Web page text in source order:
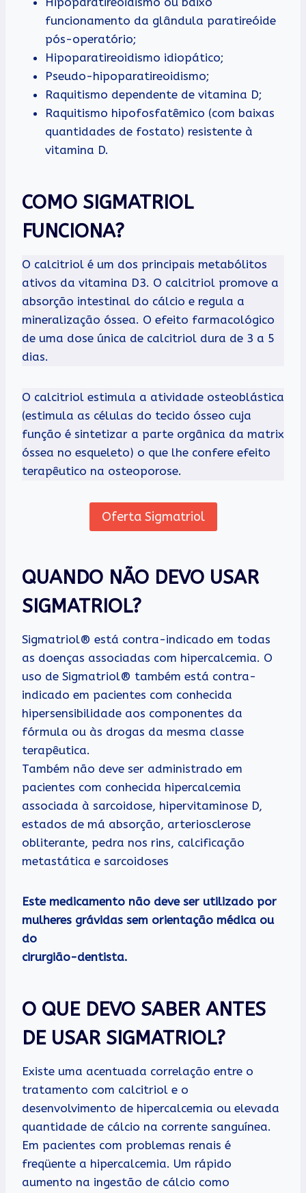
funcionamento da glândula paratireóide
pós-operatório;
Hipoparatireoidismo idiopático;
Pseudo-hipoparatireoidismo;
Raquitismo dependente de vitamina D;
Raquitismo hipofosfatêmico (com baixas
quantidades de fostato) resistente à
vitamina D.
COMO SIGMATRIOL
FUNCIONA?
O calcitriol é um dos principais metabólitos
ativos da vitamina D3. O calcitriol promove a
absorção intestinal do cálcio e regula a
mineralização óssea. O efeito farmacológico
de uma dose única de calcitriol dura de 3 a 5
dias.
O calcitriol estimula a atividade osteoblástica
(estimula as células do tecido ósseo cuja
função é sintetizar a parte orgânica da matrix
óssea no esqueleto) o que lhe confere efeito
terapêutico na osteoporose.
Oferta Sigmatriol
QUANDO NÃO DEVO USAR
SIGMATRIOL?
Sigmatriol® está contra-indicado em todas
as doenças associadas com hipercalcemia. O
uso de Sigmatriol® também está contra-
indicado em pacientes com conhecida
hipersensibilidade aos componentes da
fórmula ou às drogas da mesma classe
terapêutica.
Também não deve ser administrado em
pacientes com conhecida hipercalcemia
associada à sarcoidose, hipervitaminose D,
estados de má absorção, arteriosclerose
obliterante, pedra nos rins, calcificação
metastática e sarcoidoses
Este medicamento não deve ser utilizado por
mulheres grávidas sem orientação médica ou
do
cirurgião-dentista.
O QUE DEVO SABER ANTES
DE USAR SIGMATRIOL?
Existe uma acentuada correlação entre o
tratamento com calcitriol e o
desenvolvimento de hipercalcemia ou elevada
quantidade de cálcio na corrente sanguínea.
Em pacientes com problemas renais é
freqüente a hipercalcemia. Um rápido
aumento na ingestão de cálcio como